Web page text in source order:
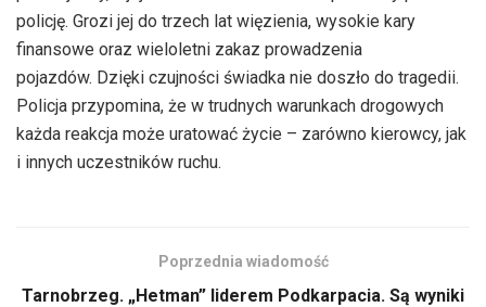
policję. Grozi jej do trzech lat więzienia, wysokie kary
finansowe oraz wieloletni zakaz prowadzenia
pojazdów. Dzięki czujności świadka nie doszło do tragedii.
Policja przypomina, że w trudnych warunkach drogowych
każda reakcja może uratować życie – zarówno kierowcy, jak
i innych uczestników ruchu.
Poprzednia wiadomość
Tarnobrzeg. „Hetman” liderem Podkarpacia. Są wyniki